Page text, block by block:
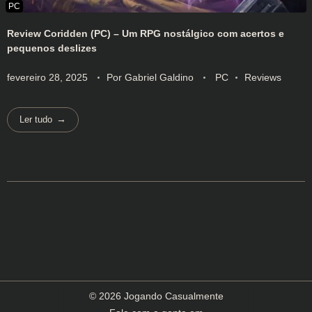
Review Coridden (PC) – Um RPG nostálgico com acertos e
pequenos deslizes
fevereiro 28, 2025 Por Gabriel Galdino PC Reviews
Ler tudo
© 2026 Jogando Casualmente